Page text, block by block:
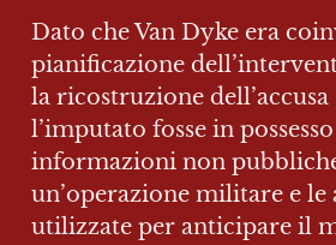
Dato che Van Dyke era
pianificazione
la ricostruzione dell’accusa
l’imputato fosse in
informazioni non
un’operazione militare e le
utilizzate per anticipare il